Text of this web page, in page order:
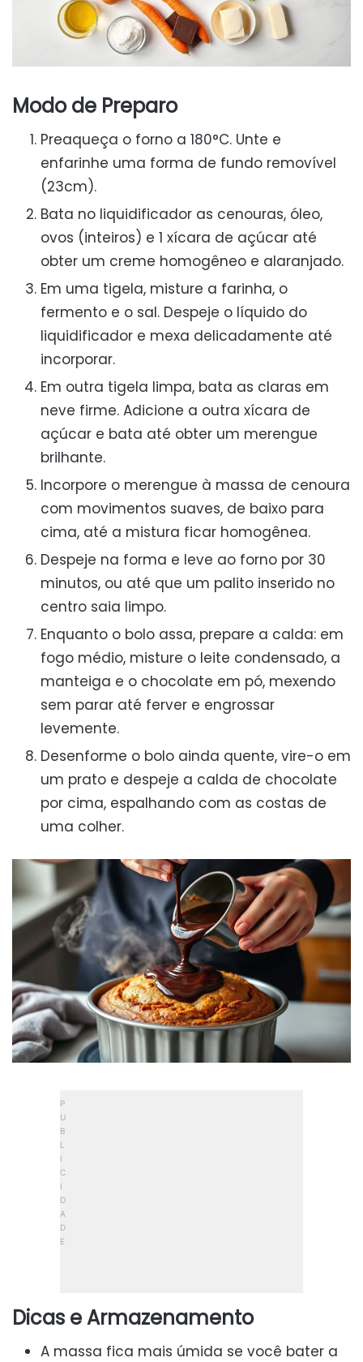
Modo de Preparo
Preaqueça o forno a 180°C. Unte e
enfarinhe uma forma de fundo removível
(23cm).
Bata no liquidificador as cenouras, óleo,
ovos (inteiros) e 1 xícara de açúcar até
obter um creme homogêneo e alaranjado.
Em uma tigela, misture a farinha, o
fermento e o sal. Despeje o líquido do
liquidificador e mexa delicadamente até
incorporar.
Em outra tigela limpa, bata as claras em
neve firme. Adicione a outra xícara de
açúcar e bata até obter um merengue
brilhante.
Incorpore o merengue à massa de cenoura
com movimentos suaves, de baixo para
cima, até a mistura ficar homogênea.
Despeje na forma e leve ao forno por 30
minutos, ou até que um palito inserido no
centro saia limpo.
Enquanto o bolo assa, prepare a calda: em
fogo médio, misture o leite condensado, a
manteiga e o chocolate em pó, mexendo
sem parar até ferver e engrossar
levemente.
Desenforme o bolo ainda quente, vire-o em
um prato e despeje a calda de chocolate
por cima, espalhando com as costas de
uma colher.
Dicas e Armazenamento
A massa fica mais úmida se você bater a